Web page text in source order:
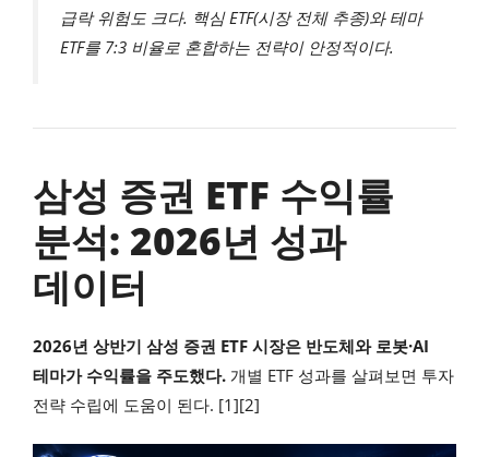
급락 위험도 크다. 핵심 ETF(시장 전체 추종)와 테마
ETF를 7:3 비율로 혼합하는 전략이 안정적이다.
삼성 증권 ETF 수익률
분석: 2026년 성과
데이터
2026년 상반기 삼성 증권 ETF 시장은 반도체와 로봇·AI
테마가 수익률을 주도했다. 개별 ETF 성과를 살펴보면 투자
전략 수립에 도움이 된다. [1][2]